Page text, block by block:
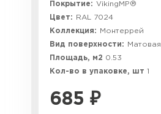
Покрытие: VikingMP®
Цвет:
RAL 7024
Коллекция:
Монтеррей
Вид поверхности:
Матовая
Площадь, м2 0.53
Кол-во в упаковке, шт 1
685 ₽